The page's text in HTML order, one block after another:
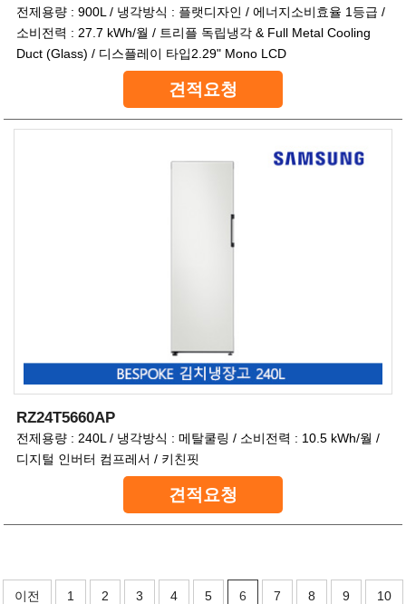
전제용량 : 900L / 냉각방식 : 플랫디자인 / 에너지소비효율 1등급 /
소비전력 : 27.7 kWh/월 / 트리플 독립냉각 & Full Metal Cooling
Duct (Glass) / 디스플레이 타입2.29" Mono LCD
견적요청
RZ24T5660AP
전제용량 : 240L / 냉각방식 : 메탈쿨링 / 소비전력 : 10.5 kWh/월 /
디지털 인버터 컴프레서 / 키친핏
견적요청
이전 1 2 3 4 5 6 7 8 9 10